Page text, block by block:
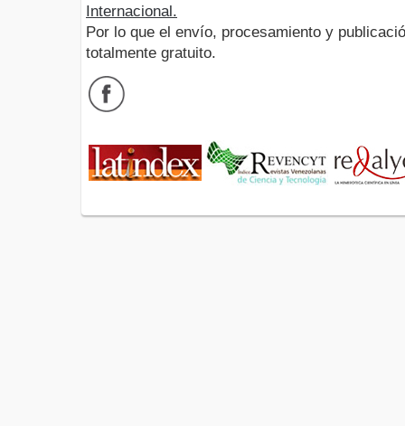
Internacional.
Por lo que el envío, procesamiento y
totalmente gratuito.